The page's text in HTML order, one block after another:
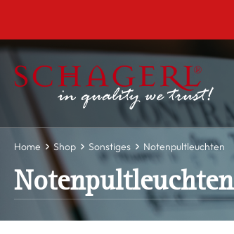
Home Shop Sonstiges Notenpultleuchten
Notenpultleuchten